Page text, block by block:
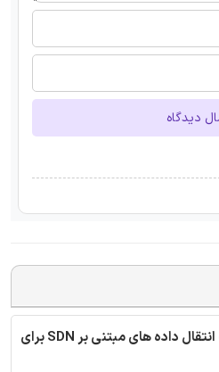
دیدگاه
ترجمه مقاله امنیت انتقال داده های مبتنی بر SDN برای